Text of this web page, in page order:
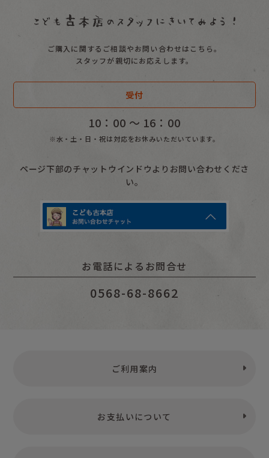
ご購入に関するご相談やお問い合わせはこちら。
スタッフが親切にお応えします。
受付
10：00 〜 16：00
※水・土・日・祝は対応をお休みいただいています。
ページ下部のチャットウインドウよりお問い合わせくださ
い。
お電話によるお問合せ
0568-68-8662
ご利用案内
お支払いについて